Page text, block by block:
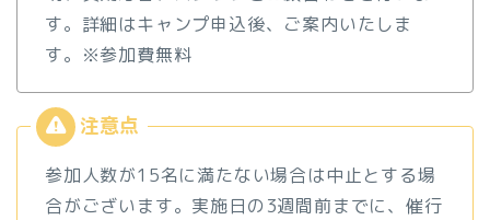
す。詳細はキャンプ申込後、ご案内いたしま
す。※参加費無料
参加人数が15名に満たない場合は中止とする場
合がございます。実施日の3週間前までに、催行